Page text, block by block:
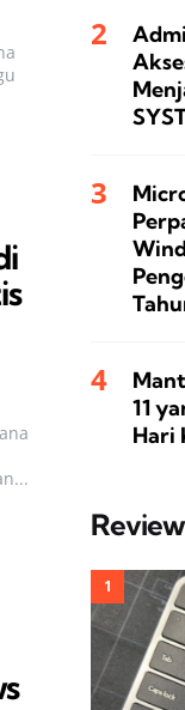
11
Hari
Review